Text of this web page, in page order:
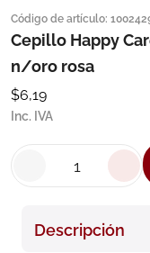
Código de artículo:
Cepillo Happy
n/oro rosa
$6,19
Inc. IVA
Descripción
1. eucerin
protector solar
4.
5. cerave
roche posay